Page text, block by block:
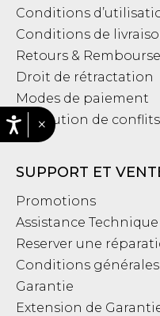
Conditions
Conditions de
Retours &
Droit de rétractation
Modes de paiement
Résolution de conflits
SUPPORT ET
Promotions
Assistance Technique
Reserver une
Conditions
Garantie
Extension de
×